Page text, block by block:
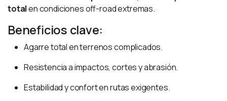
totalen condiciones off-road extremas.
Beneficios clave:
Agarre total en terrenos complicados.
Resistencia a impactos, cortes y abrasión.
Estabilidad y confort en rutas exigentes.